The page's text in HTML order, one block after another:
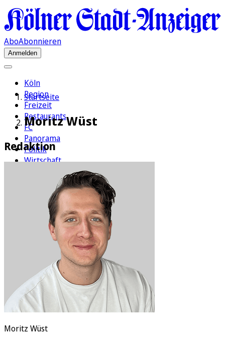
AboAbonnieren
Anmelden
Köln
Region
Freizeit
Restaurants
FC
Panorama
Politik
Wirtschaft
Newsletter
E-Paper
Startseite
Moritz Wüst
Redaktion
Moritz Wüst